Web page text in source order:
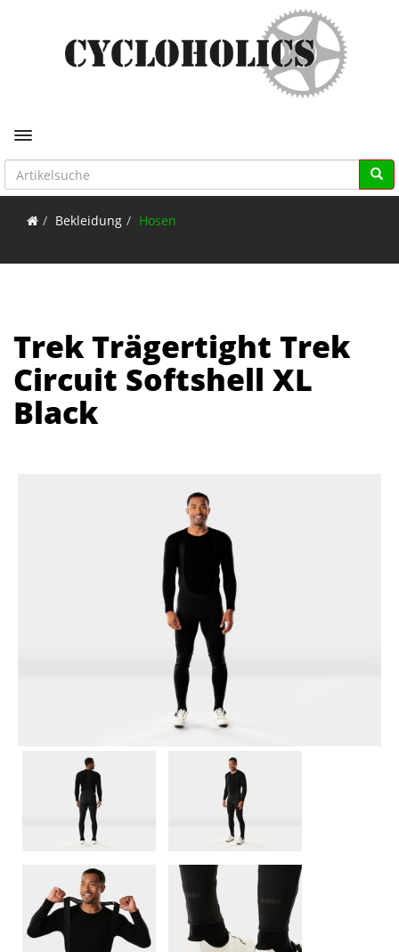
Toggle navigation
Bekleidung Hosen
Trek Trägertight Trek
Circuit Softshell XL
Black